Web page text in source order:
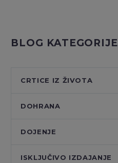
BLOG KATEGORIJE
CRTICE IZ ŽIVOTA
DOHRANA
DOJENJE
ISKLJUČIVO IZDAJANJE